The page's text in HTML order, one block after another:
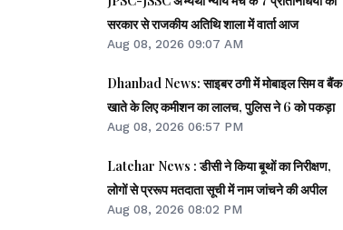
सरकार से राजकीय अतिथि शाला में वार्ता आज
Aug 08, 2026 09:07 AM
Dhanbad News: साइबर ठगी में मोबाइल सिम व बैंक
खाते के लिए कमीशन का लालच, पुलिस ने 6 को पकड़ा
Aug 08, 2026 06:57 PM
Latehar News : डीसी ने किया बूथों का निरीक्षण,
लोगों से प्ररूप मतदाता सूची में नाम जांचने की अपील
Aug 08, 2026 08:02 PM